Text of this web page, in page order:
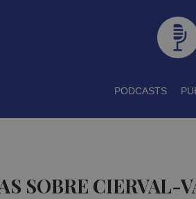
PODCASTS
SOBRE CIERVAL-